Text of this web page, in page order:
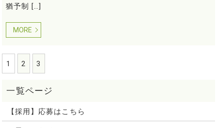
猶予制 […]
MORE
1 2 3
【採用】応募はこちら